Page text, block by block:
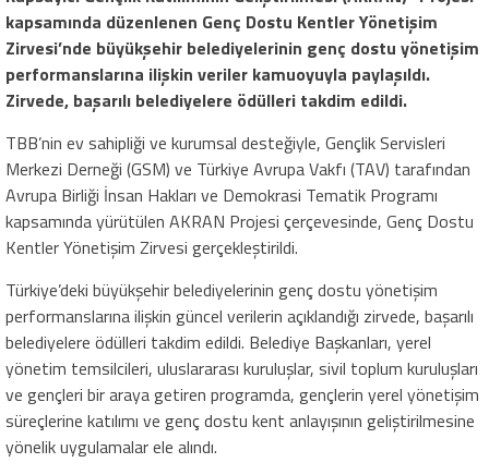
kapsamında düzenlenen Genç Dostu Kentler Yönetişim
Zirvesi’nde büyükşehir belediyelerinin genç dostu yönetişim
performanslarına ilişkin veriler kamuoyuyla paylaşıldı.
Zirvede, başarılı belediyelere ödülleri takdim edildi.
TBB’nin ev sahipliği ve kurumsal desteğiyle, Gençlik Servisleri
Merkezi Derneği (GSM) ve Türkiye Avrupa Vakfı (TAV) tarafından
Avrupa Birliği İnsan Hakları ve Demokrasi Tematik Programı
kapsamında yürütülen AKRAN Projesi çerçevesinde, Genç Dostu
Kentler Yönetişim Zirvesi gerçekleştirildi.
Türkiye’deki büyükşehir belediyelerinin genç dostu yönetişim
performanslarına ilişkin güncel verilerin açıklandığı zirvede, başarılı
belediyelere ödülleri takdim edildi. Belediye Başkanları, yerel
yönetim temsilcileri, uluslararası kuruluşlar, sivil toplum kuruluşları
ve gençleri bir araya getiren programda, gençlerin yerel yönetişim
süreçlerine katılımı ve genç dostu kent anlayışının geliştirilmesine
yönelik uygulamalar ele alındı.